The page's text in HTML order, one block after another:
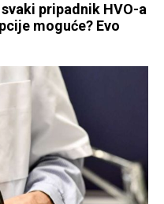
pripadnik HVO-a
moguće? Evo